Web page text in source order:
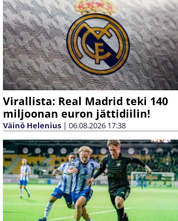
Virallista: Real Madrid teki 140
miljoonan euron jättidiilin!
Väinö Helenius | 06.08.2026 17:38